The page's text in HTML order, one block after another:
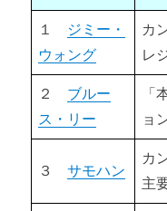
④】
ユン・ピョウ（元彪）
ユン・ワー（元華） 【
ラム・チェンイン（林
⑦】
１ ジミー・
ウォング
カ
レ
２ ブルー
ス・リー
「
ョ
３サモハン
カ
主